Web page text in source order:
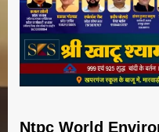
Ntpc World